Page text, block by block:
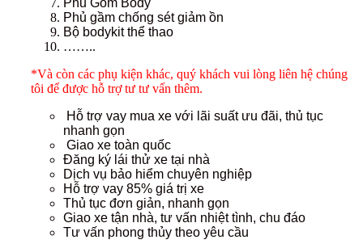
Phủ Gốm Body
Phủ gầm chống sét giảm ồn
Bộ bodykit thể thao
……..
*Và còn các phụ kiện khác, quý khách vui lòng liên hệ chúng
tôi để được hỗ trợ tư tư vấn thêm.
Hỗ trợ vay mua xe với lãi suất ưu đãi, thủ tục
nhanh gọn
Giao xe toàn quốc
Đăng ký lái thử xe tại nhà
Dịch vụ bảo hiểm chuyên nghiệp
Hỗ trợ vay 85% giá trị xe
Thủ tục đơn giản, nhanh gọn
Giao xe tận nhà, tư vấn nhiệt tình, chu đáo
Tư vấn phong thủy theo yêu cầu